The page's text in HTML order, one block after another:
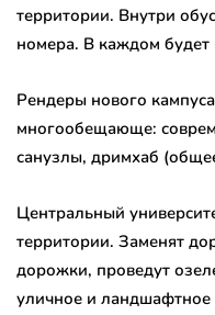
территории. Внутри
номера. В каждом будет
Рендеры нового
многообещающе:
санузлы, дримхаб
Центральный
территории. Заменят
дорожки, проведут
уличное и ландшафтное